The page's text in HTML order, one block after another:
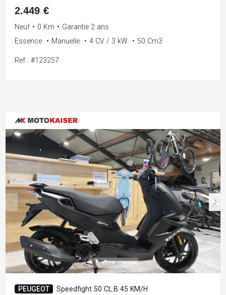
2.449 €
Neuf • 0 Km • Garantie 2 ans
Essence
• Manuelle • 4 CV / 3 kW • 50 Cm3
Ref : #123257
PEUGEOT Speedfight 50 CL.B 45 KM/H